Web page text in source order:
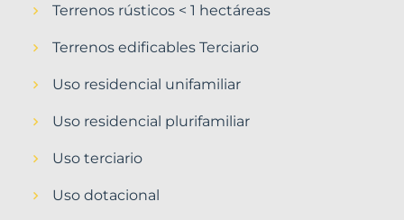
Terrenos rústicos < 1 hectáreas
Terrenos edificables Terciario
Uso residencial unifamiliar
Uso residencial plurifamiliar
Uso terciario
Uso dotacional